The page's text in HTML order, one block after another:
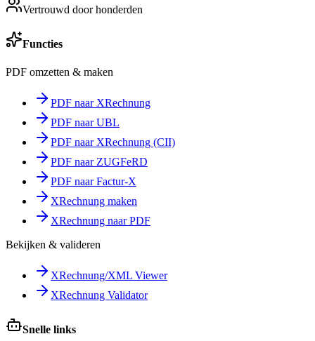
Vertrouwd door honderden
Functies
PDF omzetten & maken
PDF naar XRechnung
PDF naar UBL
PDF naar XRechnung (CII)
PDF naar ZUGFeRD
PDF naar Factur-X
XRechnung maken
XRechnung naar PDF
Bekijken & valideren
XRechnung/XML Viewer
XRechnung Validator
Snelle links